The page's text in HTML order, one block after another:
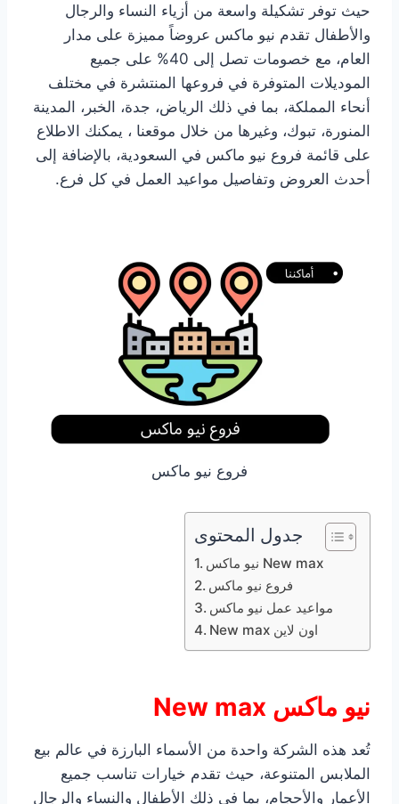
حيث توفر تشكيلة واسعة من أزياء النساء والرجال
والأطفال تقدم نيو ماكس عروضاً مميزة على مدار
العام، مع خصومات تصل إلى 40% على جميع
الموديلات المتوفرة في فروعها المنتشرة في مختلف
أنحاء المملكة، بما في ذلك الرياض، جدة، الخبر، المدينة
المنورة، تبوك، وغيرها من خلال موقعنا ، يمكنك الاطلاع
على قائمة فروع نيو ماكس في السعودية، بالإضافة إلى
أحدث العروض وتفاصيل مواعيد العمل في كل فرع.
فروع نيو ماكس
جدول المحتوى
نيو ماكس New max
فروع نيو ماكس
مواعيد عمل نيو ماكس
New max اون لاين
نيو ماكس New max
تُعد هذه الشركة واحدة من الأسماء البارزة في عالم بيع
الملابس المتنوعة، حيث تقدم خيارات تناسب جميع
الأعمار والأحجام، بما في ذلك الأطفال والنساء والرجال